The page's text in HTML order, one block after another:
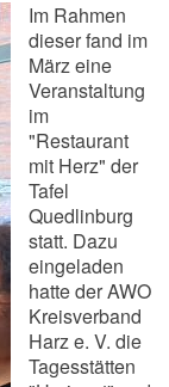
Im Rahmen
dieser fand im
März eine
Veranstaltung
im
"Restaurant
mit Herz" der
Tafel
Quedlinburg
statt. Dazu
eingeladen
hatte der AWO
Kreisverband
Harz e. V. die
Tagesstätten